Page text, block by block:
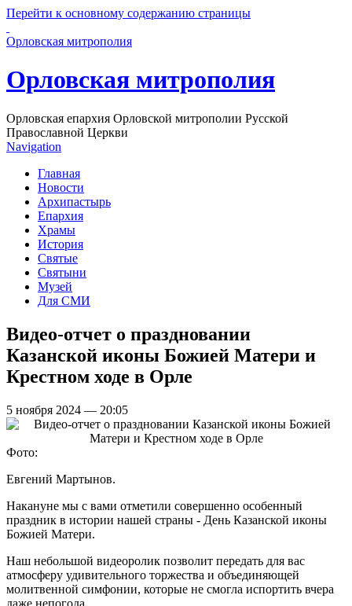
Перейти к основному содержанию страницы
Орловская митрополия
Орловская митрополия
Орловская епархия Орловской митрополии Русской
Православной Церкви
Navigation
Главная
Новости
Архипастырь
Епархия
Храмы
История
Святые
Святыни
Музей
Для СМИ
Видео-отчет о праздновании
Казанской иконы Божией Матери и
Крестном ходе в Орле
5 ноября 2024 — 20:05
Фото:
Евгений Мартынов.
Накануне мы с вами отметили совершенно особенный
праздник в истории нашей страны - День Казанской иконы
Божией Матери.
Наш небольшой видеоролик позволит передать для вас
атмосферу удивительного торжества и объединяющей
молитвенной симфонии, которые не смогла испортить вчера
даже непогода.